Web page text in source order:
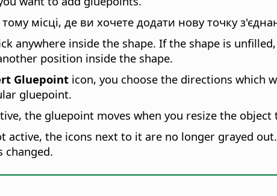
місці, де ви хочете додати нову точку
anywhere inside the shape. If the shape is
position inside the shape.
Gluepoint icon, you choose the directions which
gluepoint.
the gluepoint moves when you resize the
active, the icons next to it are no longer grayed
changed.